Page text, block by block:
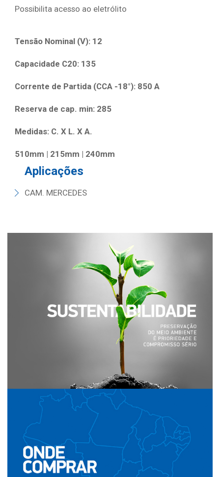
Possibilita acesso ao eletrólito
Tensão Nominal (V): 12
Capacidade C20: 135
Corrente de Partida (CCA -18­°): 850 A
Reserva de cap. min: 285
Medidas: C. X L. X A.
510mm | 215mm | 240mm
Aplicações
CAM. MERCEDES